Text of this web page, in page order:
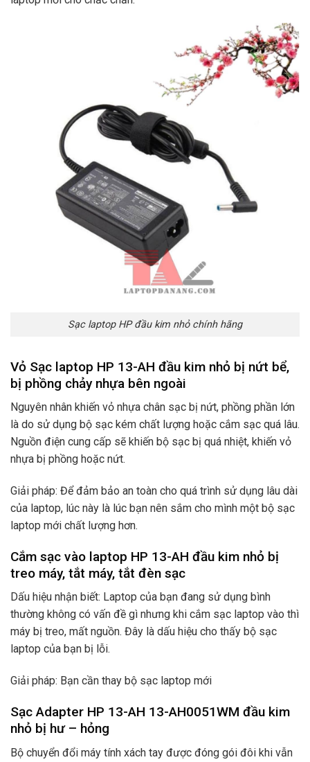
Sạc laptop HP đầu kim nhỏ chính hãng
Vỏ Sạc laptop HP 13-AH đầu kim nhỏ bị nứt bể,
bị phồng chảy nhựa bên ngoài
Nguyên nhân khiến vỏ nhựa chân sạc bị nứt, phồng phần lớn
là do sử dụng bộ sạc kém chất lượng hoặc cắm sạc quá lâu.
Nguồn điện cung cấp sẽ khiến bộ sạc bị quá nhiệt, khiến vỏ
nhựa bị phồng hoặc nứt.
Giải pháp: Để đảm bảo an toàn cho quá trình sử dụng lâu dài
của laptop, lúc này là lúc bạn nên sắm cho mình một bộ sạc
laptop mới chất lượng hơn.
Cắm sạc vào laptop HP 13-AH đầu kim nhỏ bị
treo máy, tắt máy, tắt đèn sạc
Dấu hiệu nhận biết: Laptop của bạn đang sử dụng bình
thường không có vấn đề gì nhưng khi cắm sạc laptop vào thì
máy bị treo, mất nguồn. Đây là dấu hiệu cho thấy bộ sạc
laptop của bạn bị lỗi.
Giải pháp: Bạn cần thay bộ sạc laptop mới
Sạc Adapter HP 13-AH 13-AH0051WM đầu kim
nhỏ bị hư – hỏng
Bộ chuyển đổi máy tính xách tay được đóng gói đôi khi vẫn